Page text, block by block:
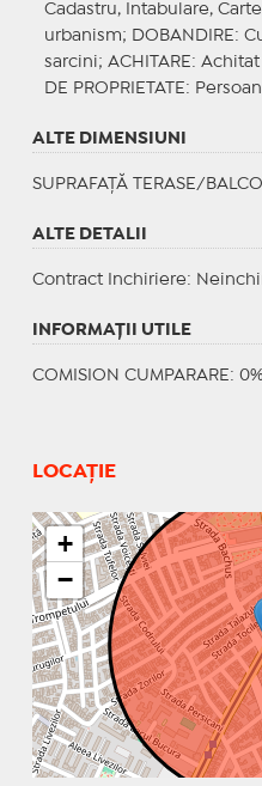
Cadastru, Intabulare,
urbanism;
DOBANDIRE :
sarcini; ACHITARE :
DE PROPRIETATE :
ALTE DIMENSIUNI
SUPRAFAȚĂ TERASE/
ALTE DETALII
Contract Inchiriere:
INFORMAŢII UTILE
COMISION CUMPARARE: 0%
LOCAȚIE
+
−